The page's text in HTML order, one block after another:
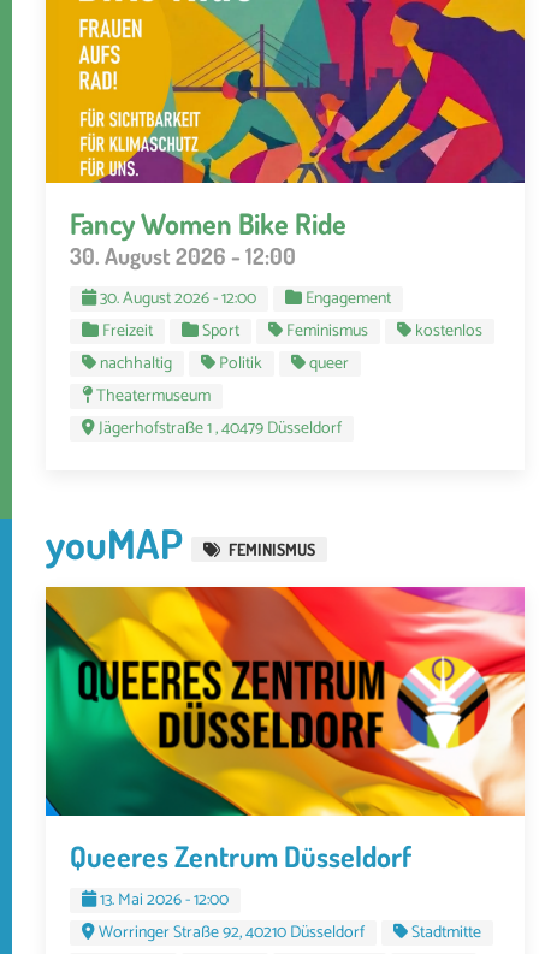
Fancy Women Bike Ride
30. August 2026 - 12:00
30. August 2026 - 12:00
Engagement
Freizeit
Sport Feminismus
kostenlos
nachhaltig
Politik
queer
Theatermuseum
Jägerhofstraße 1 , 40479 Düsseldorf
youMAP FEMINISMUS
Queeres Zentrum Düsseldorf
13. Mai 2026 - 12:00
Worringer Straße 92, 40210 Düsseldorf
Stadtmitte